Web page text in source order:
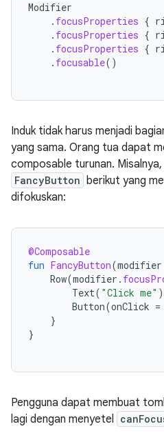
Modifier
. focusProperties {
. focusProperties {
. focusProperties {
. focusable()
Induk tidak harus menjadi
yang sama. Orang tua dapat
composable turunan.
FancyButton berikut yang
difokuskan:
@Composable
fun FancyButton(modifier
Row(modifier .
Text( "Click me" )
Button(onClick =
}
}
Pengguna dapat membuat
lagi dengan menyetel